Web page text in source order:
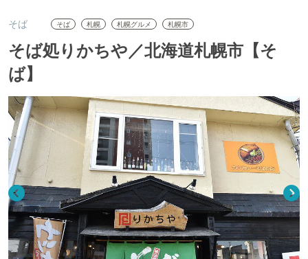
そば そば 札幌 札幌グルメ 札幌市
そば処りかちや／北海道札幌市【そ
ば】